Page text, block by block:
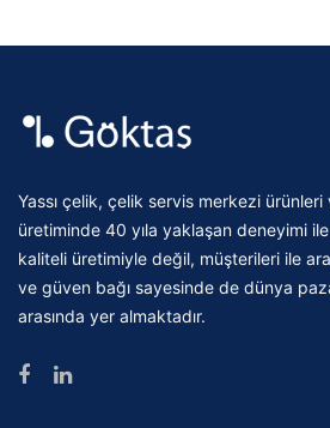
Yassı çelik, çelik servis merkezi
üretiminde 40 yıla yaklaşan deneyimi
kaliteli üretimiyle değil, müşterileri ile
ve güven bağı sayesinde de dünya
arasında yer almaktadır.